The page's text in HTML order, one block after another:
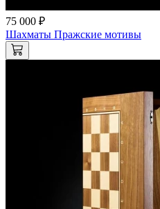
75 000 ₽
Шахматы Пражские мотивы